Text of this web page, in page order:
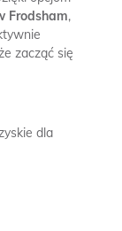
Frodsham,
zacząć się
dla